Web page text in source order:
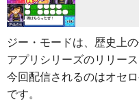
ジー・モードは、歴史上
アプリシリーズのリリー
今回配信されるのはオセ
です。